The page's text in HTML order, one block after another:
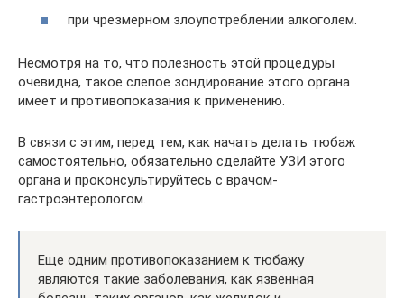
при чрезмерном злоупотреблении алкоголем.
Несмотря на то, что полезность этой процедуры
очевидна, такое слепое зондирование этого органа
имеет и противопоказания к применению.
В связи с этим, перед тем, как начать делать тюбаж
самостоятельно, обязательно сделайте УЗИ этого
органа и проконсультируйтесь с врачом-
гастроэнтерологом.
Еще одним противопоказанием к тюбажу
являются такие заболевания, как язвенная